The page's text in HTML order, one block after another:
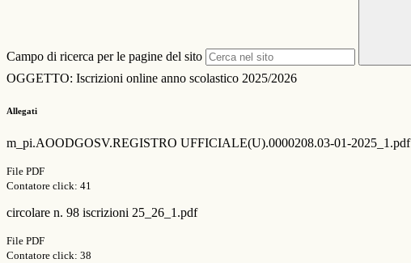
Campo di ricerca per le pagine del sito
OGGETTO: Iscrizioni online anno scolastico 2025/2026
Allegati
m_pi.AOODGOSV.REGISTRO UFFICIALE(U).0000208.03-01-2025_1.pdf
File PDF
Contatore click: 41
circolare n. 98 iscrizioni 25_26_1.pdf
File PDF
Contatore click: 38